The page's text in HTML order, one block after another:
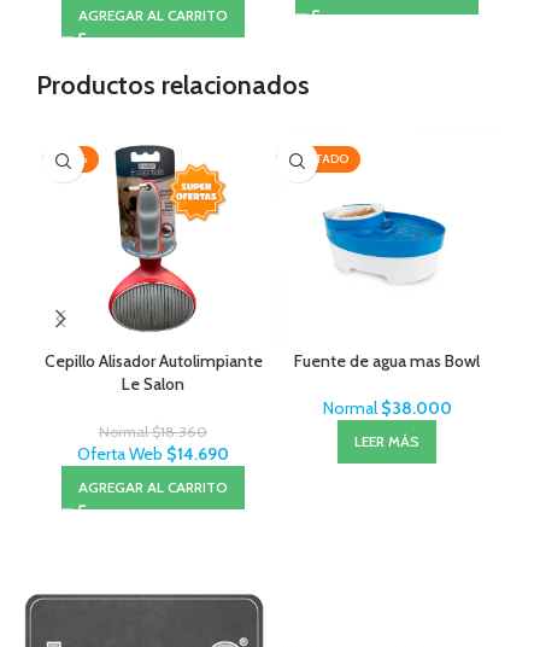
AGREGAR AL CARRITO
Productos relacionados
-20%
Cepillo Alisador Autolimpiante
Le Salon
Normal$18.360
Oferta Web $14.690
AGREGAR AL CARRITO
AGOTADO
Fuente de agua mas Bowl
Normal $38.000
LEER MÁS